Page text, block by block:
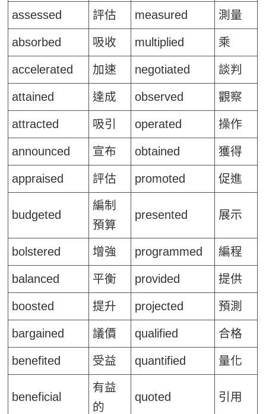
assessed 評估 measured 測量
absorbed 吸收 multiplied 乘
accelerated 加速 negotiated 談判
attained 達成 observed 觀察
attracted 吸引 operated 操作
announced 宣布 obtained 獲得
appraised 評估 promoted 促進
budgeted
編制
預算
presented 展示
bolstered 增強 programmed 編程
balanced 平衡 provided 提供
boosted 提升 projected 預測
bargained 議價 qualified 合格
benefited 受益 quantified 量化
beneficial
有益
的
quoted 引用